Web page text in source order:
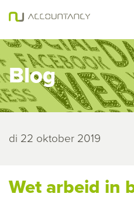
Blog
di 22 oktober 2019
Wet arbeid in